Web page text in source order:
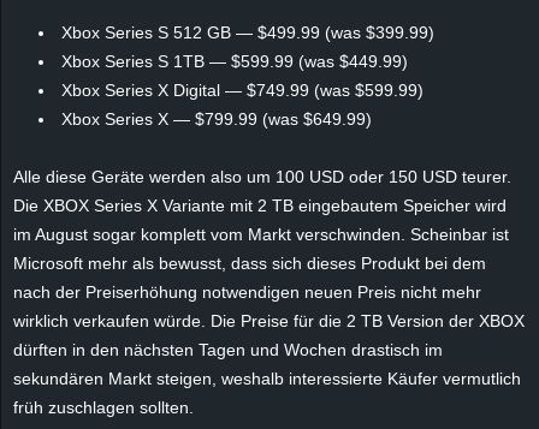
Xbox Series S 512 GB — $499.99 (was $399.99)
Xbox Series S 1TB — $599.99 (was $449.99)
Xbox Series X Digital — $749.99 (was $599.99)
Xbox Series X — $799.99 (was $649.99)
Alle diese Geräte werden also um 100 USD oder 150 USD teurer.
Die XBOX Series X Variante mit 2 TB eingebautem Speicher wird
im August sogar komplett vom Markt verschwinden. Scheinbar ist
Microsoft mehr als bewusst, dass sich dieses Produkt bei dem
nach der Preiserhöhung notwendigen neuen Preis nicht mehr
wirklich verkaufen würde. Die Preise für die 2 TB Version der XBOX
dürften in den nächsten Tagen und Wochen drastisch im
sekundären Markt steigen, weshalb interessierte Käufer vermutlich
früh zuschlagen sollten.